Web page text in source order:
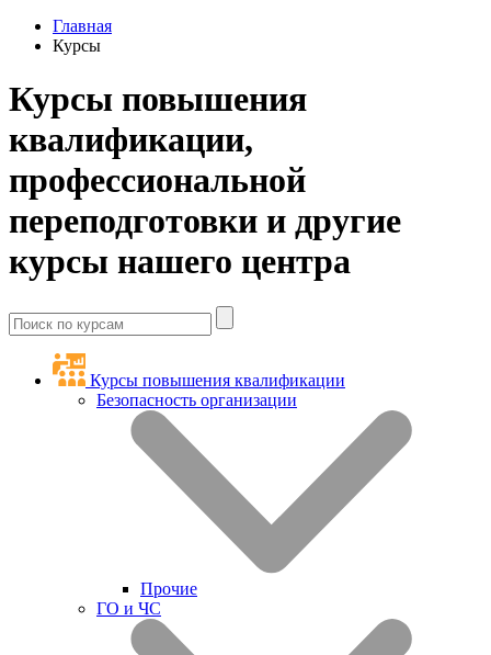
Главная
Курсы
Курсы повышения
квалификации,
профессиональной
переподготовки и другие
курсы нашего центра
Курсы повышения квалификации
Безопасность организации
Прочие
ГО и ЧС